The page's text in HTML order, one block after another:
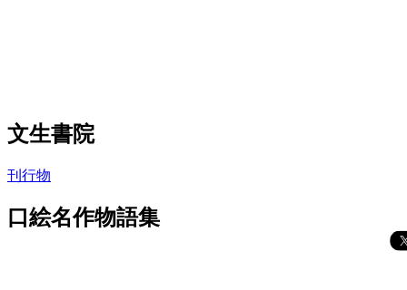
文生書院
刊行物
口絵名作物語集